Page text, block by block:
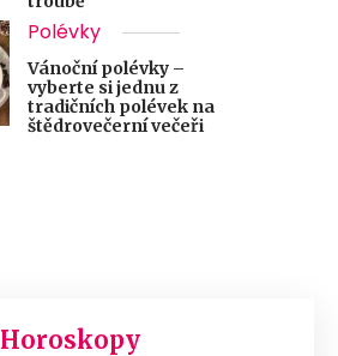
Polévky
Vánoční polévky –
vyberte si jednu z
tradičních polévek na
štědrovečerní večeři
Horoskopy